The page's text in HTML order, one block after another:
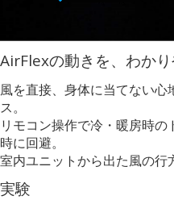
AirFlexの動きを、わか
風を直接、身体に当てない心
ス。
リモコン操作で冷・暖房時
時に回避。
室内ユニットから出た風の行
実験